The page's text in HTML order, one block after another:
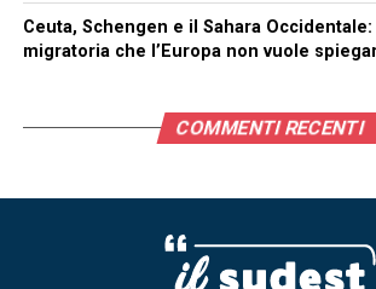
Ceuta, Schengen e il Sahara
migratoria che l’Europa non vuole
COMMENTI RECENTI